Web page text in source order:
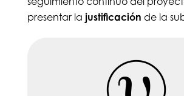
presentar la justificación de la